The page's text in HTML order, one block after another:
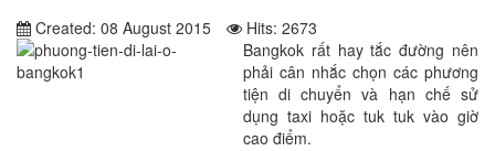
Created: 08 August 2015
Hits: 2673
Bangkok rất hay tắc đường nên
phải cân nhắc chọn các phương
tiện di chuyển và hạn chế sử
dụng taxi hoặc tuk tuk vào giờ
cao điểm.